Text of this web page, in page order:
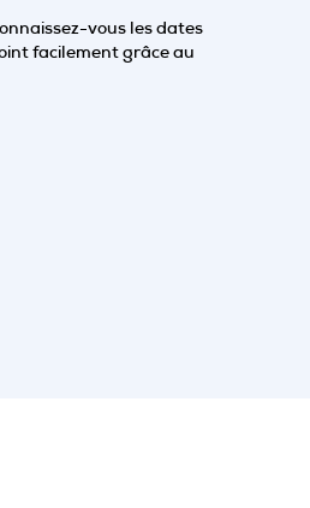
vous les dates
facilement grâce au